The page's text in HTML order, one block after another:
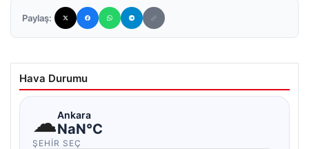
Paylaş:
Hava Durumu
☁Ankara
NaN°C
ŞEHIR SEÇ